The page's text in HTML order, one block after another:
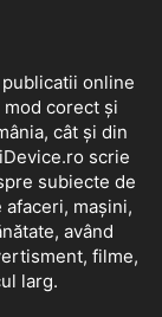
online
corect și
cât și din
scrie
subiecte de
mașini,
având
filme,
larg.